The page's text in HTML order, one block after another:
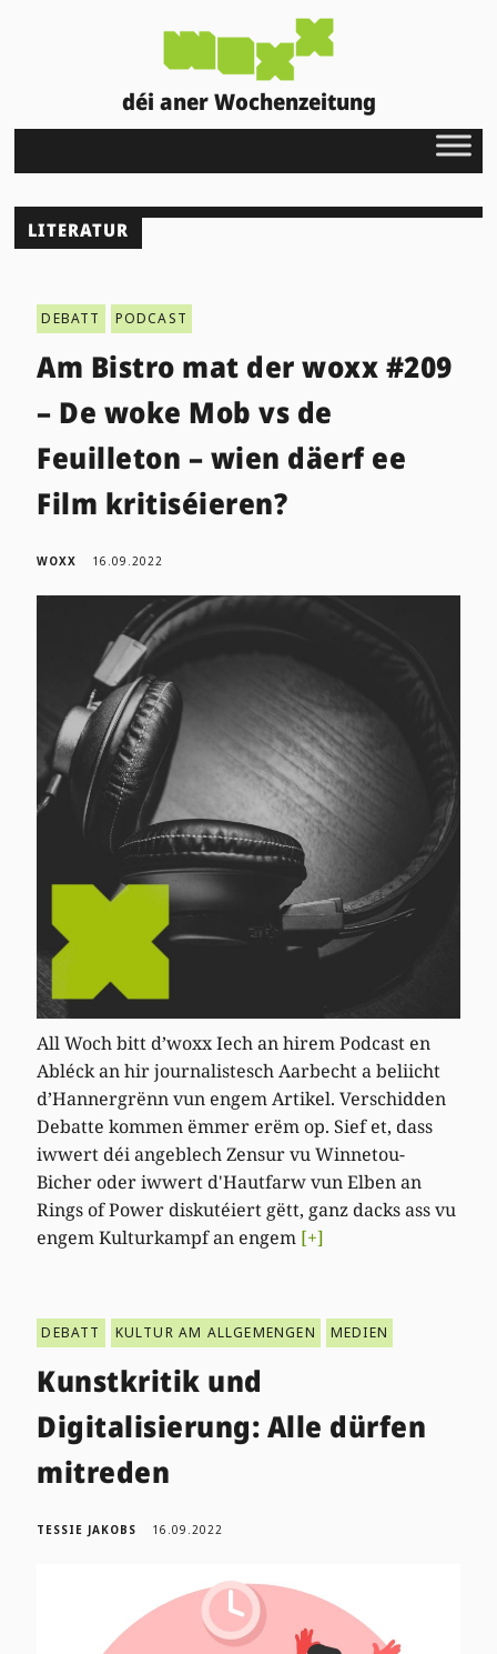
déi aner Wochenzeitung
LITERATUR
DEBATT PODCAST
Am Bistro mat der woxx #209
– De woke Mob vs de
Feuilleton – wien däerf ee
Film kritiséieren?
WOXX 16.09.2022
All Woch bitt d’woxx Iech an hirem Podcast en
Abléck an hir journalistesch Aarbecht a beliicht
d’Hannergrënn vun engem Artikel. Verschidden
Debatte kommen ëmmer erëm op. Sief et, dass
iwwert déi angeblech Zensur vu Winnetou-
Bicher oder iwwert d'Hautfarw vun Elben an
Rings of Power diskutéiert gëtt, ganz dacks ass vu
engem Kulturkampf an engem [+]
DEBATT KULTUR AM ALLGEMENGEN MEDIEN
Kunstkritik und
Digitalisierung: Alle dürfen
mitreden
TESSIE JAKOBS 16.09.2022